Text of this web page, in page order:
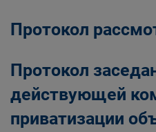
Протокол
Протокол
действующей
приватизации